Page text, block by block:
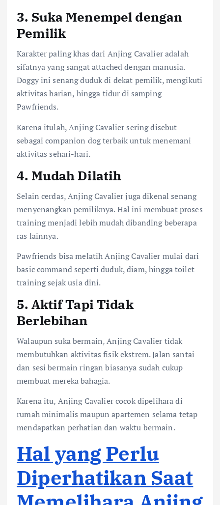
3. Suka Menempel dengan
Pemilik
Karakter paling khas dari Anjing Cavalier adalah
sifatnya yang sangat attached dengan manusia.
Doggy ini senang duduk di dekat pemilik, mengikuti
aktivitas harian, hingga tidur di samping
Pawfriends.
Karena itulah, Anjing Cavalier sering disebut
sebagai companion dog terbaik untuk menemani
aktivitas sehari-hari.
4. Mudah Dilatih
Selain cerdas, Anjing Cavalier juga dikenal senang
menyenangkan pemiliknya. Hal ini membuat proses
training menjadi lebih mudah dibanding beberapa
ras lainnya.
Pawfriends bisa melatih Anjing Cavalier mulai dari
basic command seperti duduk, diam, hingga toilet
training sejak usia dini.
5. Aktif Tapi Tidak
Berlebihan
Walaupun suka bermain, Anjing Cavalier tidak
membutuhkan aktivitas fisik ekstrem. Jalan santai
dan sesi bermain ringan biasanya sudah cukup
membuat mereka bahagia.
Karena itu, Anjing Cavalier cocok dipelihara di
rumah minimalis maupun apartemen selama tetap
mendapatkan perhatian dan waktu bermain.
Hal yang Perlu
Diperhatikan Saat